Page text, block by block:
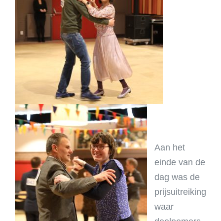
Aan het
einde van de
dag was de
prijsuitreiking
waar